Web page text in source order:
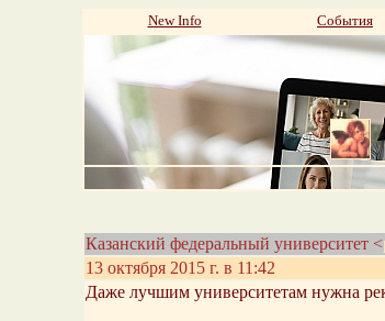
New Info События
Казанский федеральный университет <
13 октября 2015 г. в 11:42
Даже лучшим университетам нужна